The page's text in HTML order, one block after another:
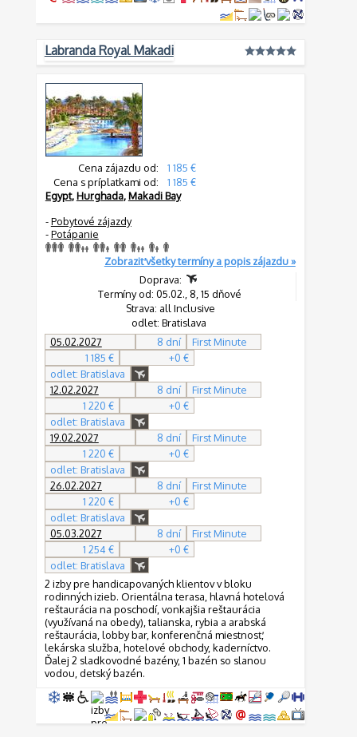
Labranda Royal Makadi
Cena zájazdu od:
1 185 €
Cena s príplatkami od:
1 185 €
Egypt,Hurghada,Makadi Bay
-Pobytové zájazdy
-Potápanie
Zobraziť všetky termíny a popis zájazdu »
Doprava:
Termíny od: 05.02., 8, 15 dňové
Strava: all Inclusive
odlet: Bratislava
05.02.2027
8 dní
First Minute
1 185 €
+0 €
odlet: Bratislava
12.02.2027
8 dní
First Minute
1 220 €
+0 €
odlet: Bratislava
19.02.2027
8 dní
First Minute
1 220 €
+0 €
odlet: Bratislava
26.02.2027
8 dní
First Minute
1 220 €
+0 €
odlet: Bratislava
05.03.2027
8 dní
First Minute
1 254 €
+0 €
odlet: Bratislava
2 izby pre handicapovaných klientov v bloku
rodinných izieb. Orientálna terasa, hlavná hotelová
reštaurácia na poschodí, vonkajšia reštaurácia
(využívaná na obedy), talianska, rybia a arabská
reštaurácia, lobby bar, konferenčná miestnosť,
lekárska služba, hotelové obchody, kaderníctvo.
Ďalej 2 sladkovodné bazény, 1 bazén so slanou
vodou, detský bazén.